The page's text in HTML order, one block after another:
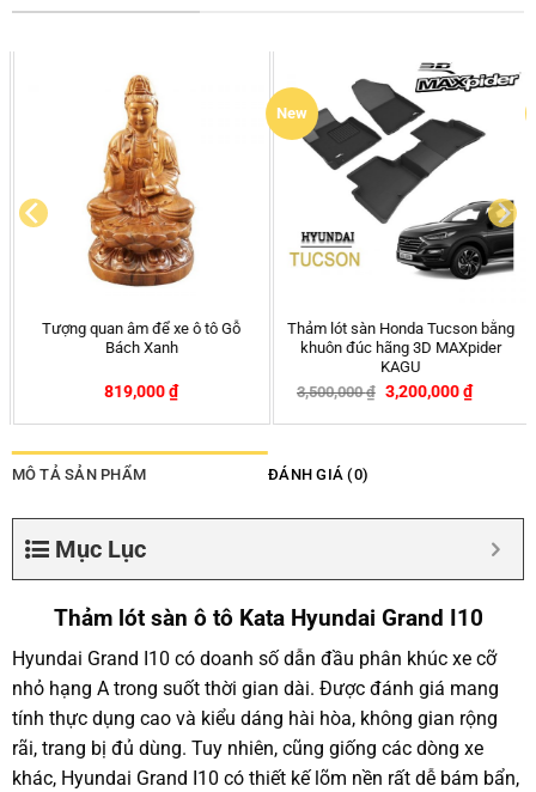
Rèm che nắng ô tô nam châm
Toyota Wigo chính hãng APA
540,000₫ 399,000
Thảm Lót Sàn Ô Tô Kardo Honda
HRV 2022 – Nay
2,290,000₫ 2,190,000
MÔ TẢ SẢN PHẨM ĐÁNH GIÁ (0)
Mục Lục
Thảm lót sàn ô tô Kata Hyundai Grand I10
Hyundai Grand I10 có doanh số dẫn đầu phân khúc xe cỡ
nhỏ hạng A trong suốt thời gian dài. Được đánh giá mang
tính thực dụng cao và kiểu dáng hài hòa, không gian rộng
rãi, trang bị đủ dùng. Tuy nhiên, cũng giống các dòng xe
khác, Hyundai Grand I10 có thiết kế lõm nền rất dễ bám bẩn,